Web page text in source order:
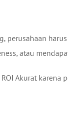
perusahaan
atau
Akurat